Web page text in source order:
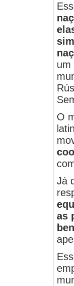
um
O
Já
as